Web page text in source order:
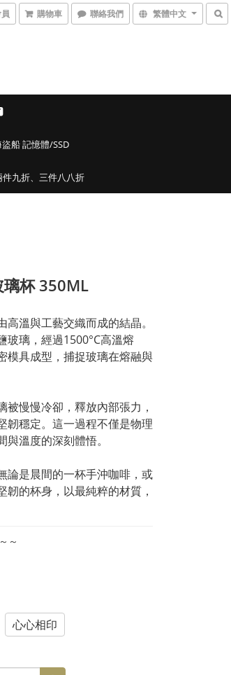
購物車 聯絡我們 繁體中文
船 記憶體/SSD
件九折、三件八八折
璃杯 350ML
溫與工藝交織而成的結晶。
玻璃，經過1500°C高溫熔
模具成型，捕捉玻璃在熔融與
慢慢冷卻，釋放內部張力，
韌穩定。這一過程不僅是物理
溫度的深刻體悟。
論是晨間的一杯手沖咖啡，或
的杯身，以最純粹的材質，
～
心心相印